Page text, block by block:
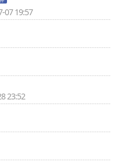
07 19:57
23:52